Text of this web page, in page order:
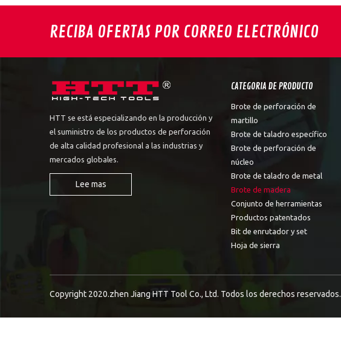
RECIBA OFERTAS POR CORREO ELECTRÓNICO
HTT se está especializando en la producción y
el suministro de los productos de perforación
de alta calidad profesional a las industrias y
mercados globales.
Lee mas
CATEGORIA DE PRODUCTO
Brote de perforación de
martillo
Brote de taladro específico
Brote de perforación de
núcleo
Brote de taladro de metal
Brote de madera
Conjunto de herramientas
Productos patentados
Bit de enrutador y set
Hoja de sierra
Copyright 2020.zhen Jiang HTT Tool Co., Ltd. Todos los derechos reservados.